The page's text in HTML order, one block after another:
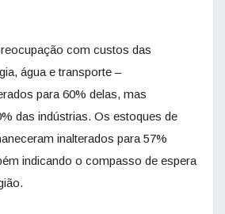
com custos das
água e transporte –
para 60% delas, mas
das indústrias. Os estoques de
inalterados para 57%
indicando o compasso de espera